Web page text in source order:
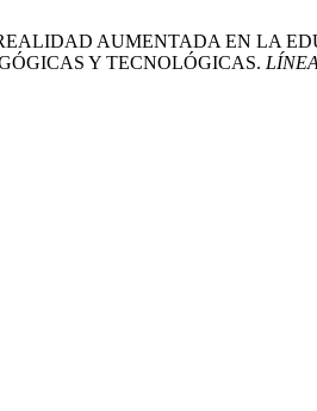
REALIDAD AUMENTADA EN LA
Y TECNOLÓGICAS.